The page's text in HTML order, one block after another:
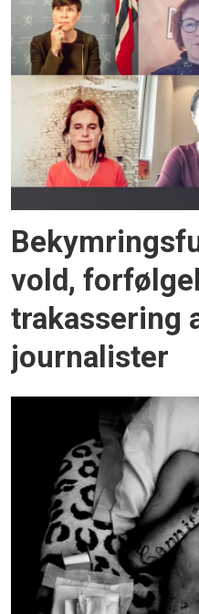
vold,
trakassering
journalister